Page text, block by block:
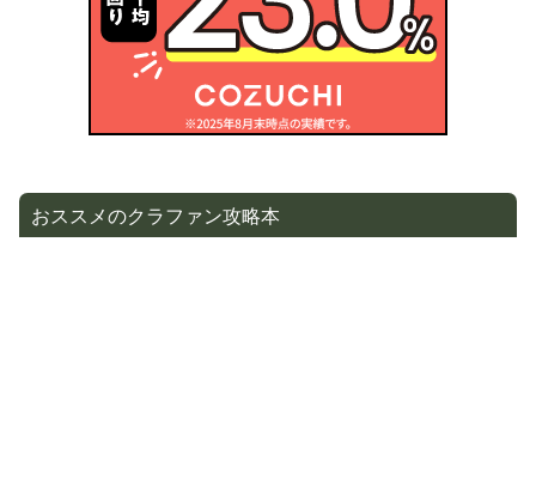
おススメのクラファン攻略本